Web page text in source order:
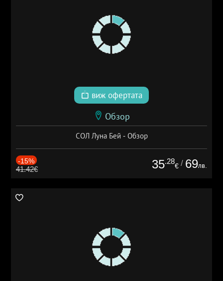
виж офертата
Обзор
СОЛ Луна Бей - Обзор
-15%
41.42€ 35.28
€ / 69лв.